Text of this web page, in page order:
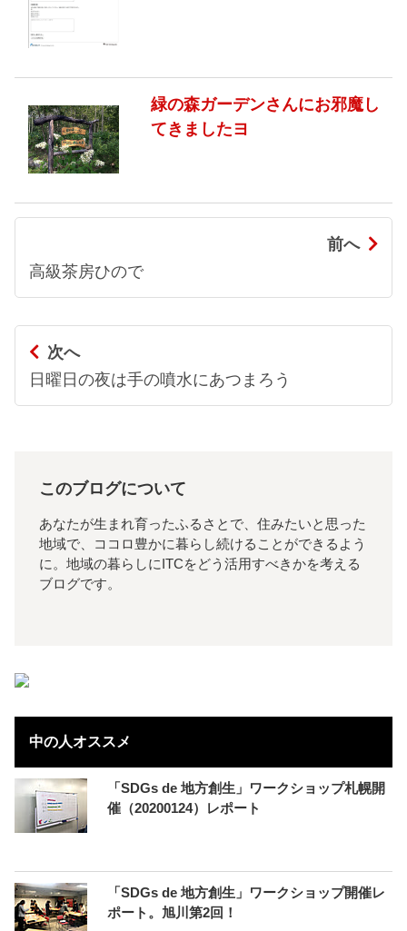
緑の森ガーデンさんにお邪魔し
てきましたヨ
前へ
高級茶房ひので
次へ
日曜日の夜は手の噴水にあつまろう
このブログについて
あなたが生まれ育ったふるさとで、住みたいと思った
地域で、ココロ豊かに暮らし続けることができるよう
に。地域の暮らしにITCをどう活用すべきかを考える
ブログです。
中の人オススメ
「SDGs de 地方創生」ワークショップ札幌開
催（20200124）レポート
「SDGs de 地方創生」ワークショップ開催レ
ポート。旭川第2回！